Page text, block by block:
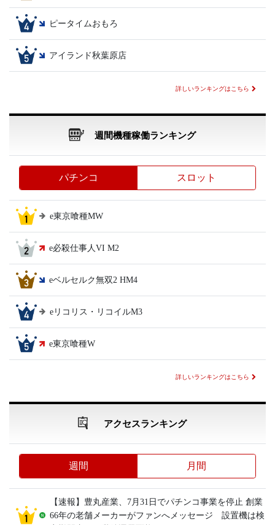
ピータイムおもろ
アイランド秋葉原店
詳しいランキングはこちら
週間機種稼働ランキング
パチンコ スロット
e東京喰種MW
e必殺仕事人VI M2
eベルセルク無双2 HM4
eリコリス・リコイルM3
e東京喰種W
詳しいランキングはこちら
アクセスランキング
週間 月間
【速報】豊丸産業、7月31日でパチンコ事業を停止 創業
66年の老舗メーカーがファンへメッセージ 設置機は検